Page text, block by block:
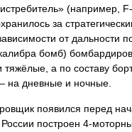
(например,
за
от дальности
бомб)
а по составу
на дневные и ночные.
появился перед
построен 4-